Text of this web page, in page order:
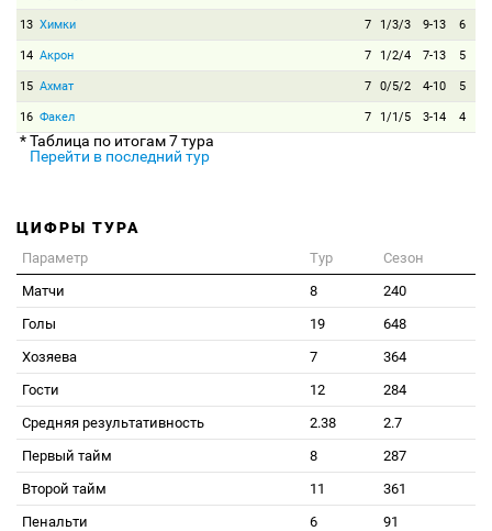
13 Химки 7 1/3/3 9-13 6
14 Акрон 7 1/2/4 7-13 5
15 Ахмат 7 0/5/2 4-10 5
16 Факел 7 1/1/5 3-14 4
* Таблица по итогам 7 тура
Перейти в последний тур
ЦИФРЫ ТУРА
Параметр Тур
Сезон
Матчи
8
240
Голы
19
648
Хозяева
7
364
Гости
12
284
Средняя результативность
2.38
2.7
Первый тайм
8
287
Второй тайм
11
361
Пенальти
6
91